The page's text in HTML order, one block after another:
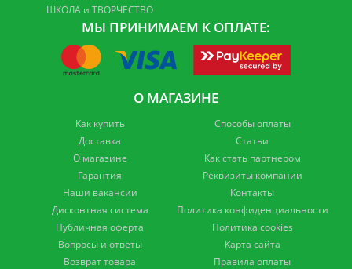
ШКОЛА и ТВОРЧЕСТВО
МЫ ПРИНИМАЕМ К ОПЛАТЕ:
О МАГАЗИНЕ
Как купить
Доставка
О магазине
Гарантия
Наши вакансии
Дисконтная система
Публичная оферта
Вопросы и ответы
Возврат товара
Способы оплаты
Статьи
Как стать партнером
Реквизиты компании
Контакты
Политика конфиденциальности
Политика cookies
Карта сайта
Правила оплаты